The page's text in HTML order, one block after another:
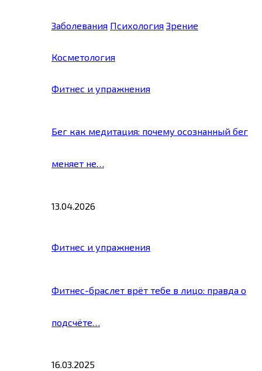
Заболевания Психология Зрение
Косметология
Фитнес и упражнения
Бег как медитация: почему осознанный бег
меняет не…
13.04.2026
Фитнес и упражнения
Фитнес-браслет врёт тебе в лицо: правда о
подсчёте…
16.03.2025